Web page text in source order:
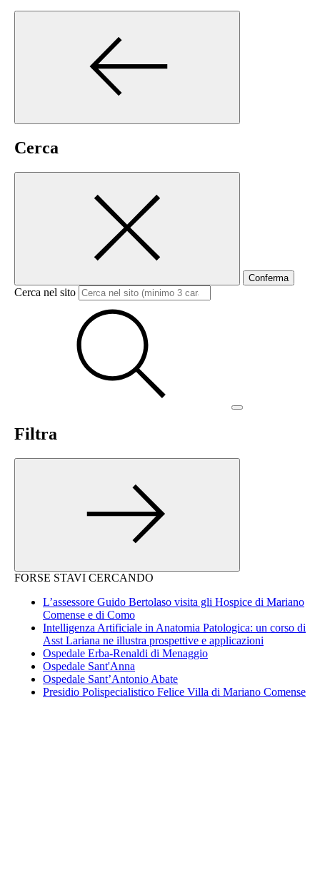
Cerca
Conferma
Cerca nel sito
Filtra
FORSE STAVI CERCANDO
L’assessore Guido Bertolaso visita gli Hospice di Mariano
Comense e di Como
Intelligenza Artificiale in Anatomia Patologica: un corso di
Asst Lariana ne illustra prospettive e applicazioni
Ospedale Erba-Renaldi di Menaggio
Ospedale Sant'Anna
Ospedale Sant’Antonio Abate
Presidio Polispecialistico Felice Villa di Mariano Comense